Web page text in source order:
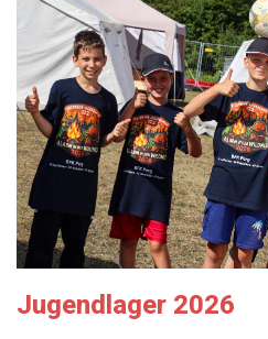
Jugendlager 2026